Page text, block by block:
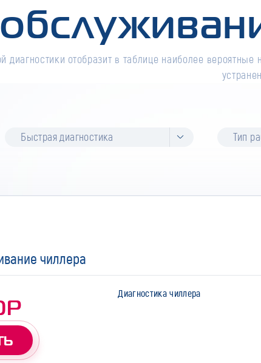
диагностики отобразит в таблице наиболее
Быстрая диагностика Тип
чиллера
Диагностика чиллера